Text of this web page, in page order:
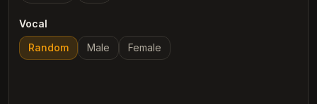
Vocal
Random
Male Female